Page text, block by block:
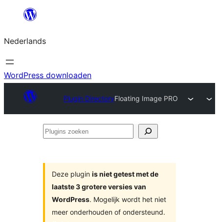
de
inhoud
Nederlands
WordPress downloaden
Plugin DirectoryFloating Image PRO
Plugins
Deze plugin is niet getest met de
laatste 3 grotere versies van
WordPress. Mogelijk wordt het niet
meer onderhouden of ondersteund.